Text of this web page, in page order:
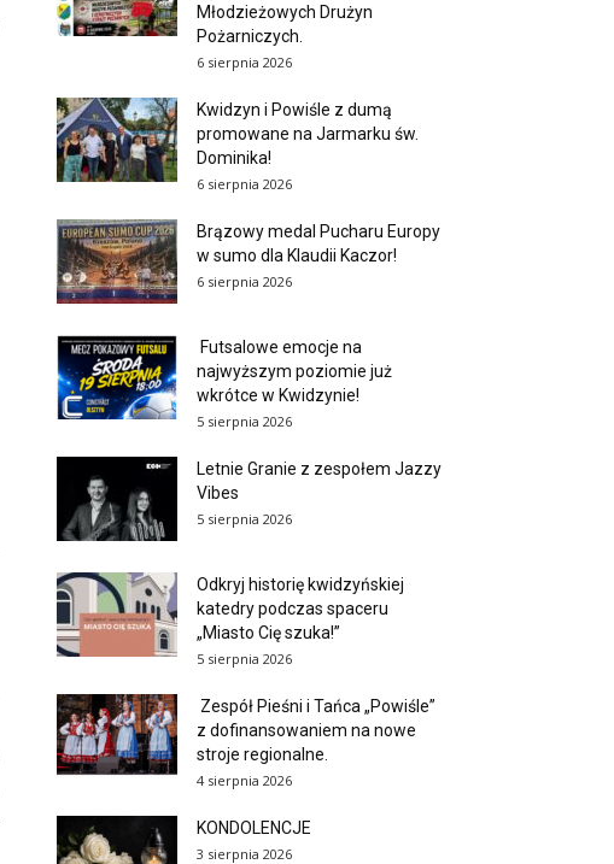
Młodzieżowych Drużyn
Pożarniczych.
6 sierpnia 2026
Kwidzyn i Powiśle z dumą
promowane na Jarmarku św.
Dominika!
6 sierpnia 2026
Brązowy medal Pucharu Europy
w sumo dla Klaudii Kaczor!
6 sierpnia 2026
Futsalowe emocje na
najwyższym poziomie już
wkrótce w Kwidzynie!
5 sierpnia 2026
Letnie Granie z zespołem Jazzy
Vibes
5 sierpnia 2026
Odkryj historię kwidzyńskiej
katedry podczas spaceru
„Miasto Cię szuka!”
5 sierpnia 2026
Zespół Pieśni i Tańca „Powiśle”
z dofinansowaniem na nowe
stroje regionalne.
4 sierpnia 2026
KONDOLENCJE
3 sierpnia 2026